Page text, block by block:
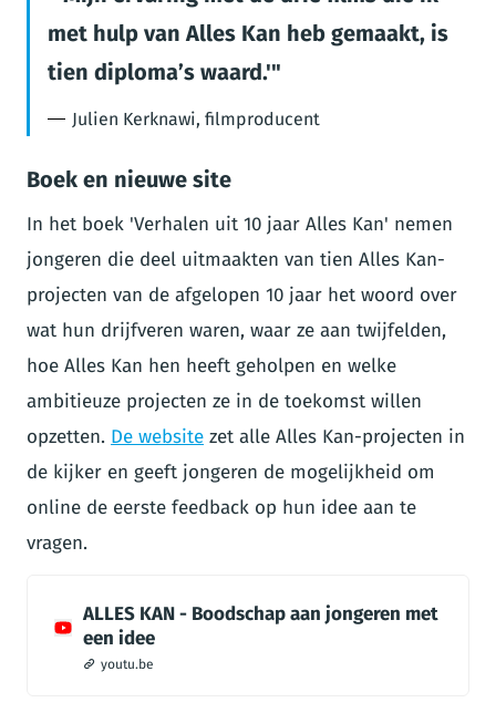
met hulp van Alles Kan heb gemaakt, is
tien diploma’s waard.'
Julien Kerknawi, filmproducent
Boek en nieuwe site
In het boek 'Verhalen uit 10 jaar Alles Kan' nemen
jongeren die deel uitmaakten van tien Alles Kan-
projecten van de afgelopen 10 jaar het woord over
wat hun drijfveren waren, waar ze aan twijfelden,
hoe Alles Kan hen heeft geholpen en welke
ambitieuze projecten ze in de toekomst willen
opzetten. De website zet alle Alles Kan-projecten in
de kijker en geeft jongeren de mogelijkheid om
online de eerste feedback op hun idee aan te
vragen.
ALLES KAN - Boodschap aan jongeren met
een idee
youtu.be